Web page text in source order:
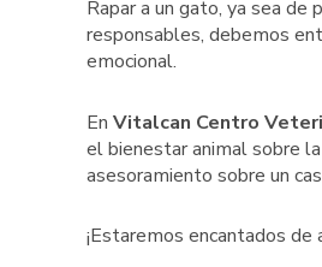
Rapar a un gato, ya sea de
responsables, debemos
emocional.
En Vitalcan Centro
el bienestar animal sobre
asesoramiento sobre un
¡Estaremos encantados